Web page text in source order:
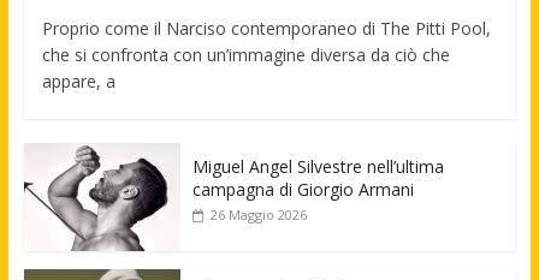
Proprio come il Narciso contemporaneo di The Pitti Pool,
che si confronta con un’immagine diversa da ciò che
appare, a
Miguel Angel Silvestre nell’ultima
campagna di Giorgio Armani
26 Maggio 2026